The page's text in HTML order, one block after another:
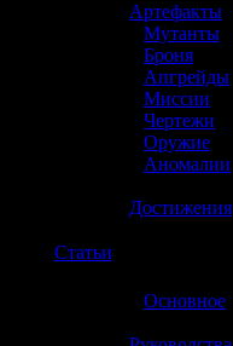
Артефакты
Мутанты
Броня
Апгрейды
Миссии
Чертежи
Оружие
Аномалии
Достижения
Статьи
Основное